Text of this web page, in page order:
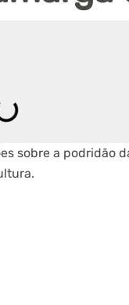
sobre a podridão